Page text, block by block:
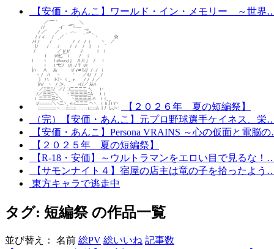
【安価・あんこ】ワールド・イン・メモリー ～世界
【２０２６年 夏の短編祭】
（完）【安価・あんこ】元プロ野球選手ケイネス、栄
【安価・あんこ】Persona VRAINS ～心の仮面と電脳
【２０２５年 夏の短編祭】
【R-18・安価】～ウルトラマンをエロい目で見るな！
【サモンナイト４】宿屋の店主は竜の子を拾ったよう
東方キャラで逃走中
タグ: 短編祭 の作品一覧
並び替え： 名前 総PV 総いいね 記事数